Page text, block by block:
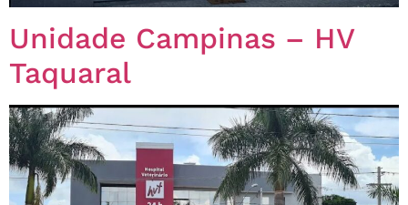
Unidade Campinas – HV
Taquaral